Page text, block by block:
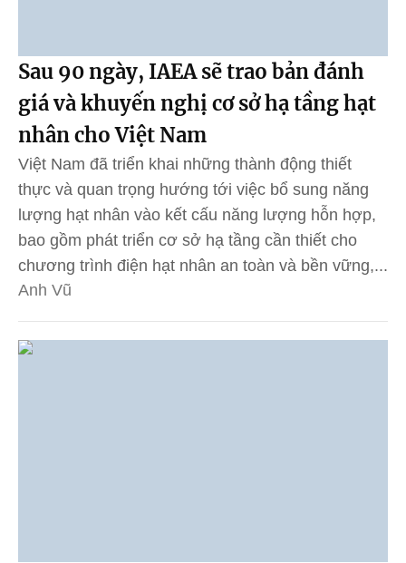
Sau 90 ngày, IAEA sẽ trao bản đánh
giá và khuyến nghị cơ sở hạ tầng hạt
nhân cho Việt Nam
Việt Nam đã triển khai những thành động thiết
thực và quan trọng hướng tới việc bổ sung năng
lượng hạt nhân vào kết cấu năng lượng hỗn hợp,
bao gồm phát triển cơ sở hạ tầng cần thiết cho
chương trình điện hạt nhân an toàn và bền vững,...
Anh Vũ